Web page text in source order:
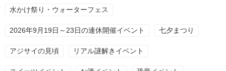
水かけ祭り・ウォーターフェス
2026年9月19日～23日の連休開催イベント 七夕まつり
アジサイの見頃 リアル謎解きイベント